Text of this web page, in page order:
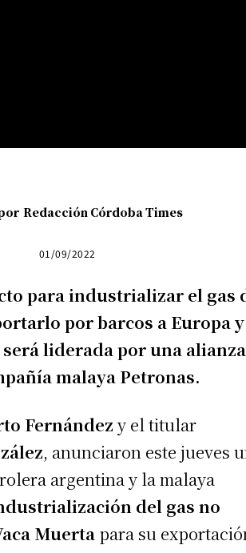
Redacción Córdoba Times
01/09/2022
para industrializar el gas
por barcos a Europa y
liderada por una alianza
malaya Petronas.
Fernández y el titular
, anunciaron este jueves
argentina y la malaya
del gas no
Muerta para su